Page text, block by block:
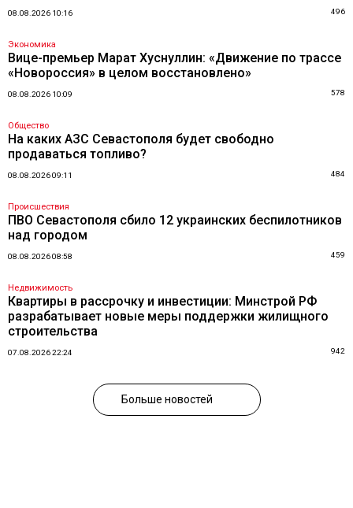
08.08.2026 10:16 496
Экономика
Вице-премьер Марат Хуснуллин: «Движение по трассе
«Новороссия» в целом восстановлено»
08.08.2026 10:09 578
Общество
На каких АЗС Севастополя будет свободно
продаваться топливо?
08.08.2026 09:11 484
Происшествия
ПВО Севастополя сбило 12 украинских беспилотников
над городом
08.08.2026 08:58 459
Недвижимость
Квартиры в рассрочку и инвестиции: Минстрой РФ
разрабатывает новые меры поддержки жилищного
строительства
07.08.2026 22:24 942
Больше новостей